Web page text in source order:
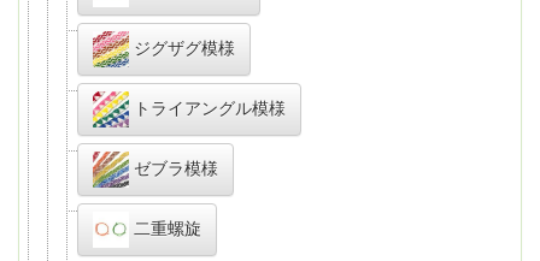
ジグザグ模様
トライアングル模様
ゼブラ模様
二重螺旋